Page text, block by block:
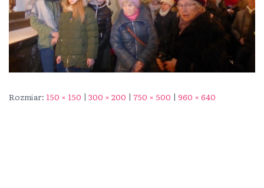
Rozmiar: 150 × 150 | 300 × 200 | 750 × 500 | 960 × 640